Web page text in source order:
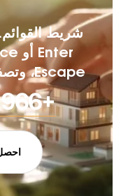
شريط
Escape، وتصفح باستخدام مفاتيح الأسهم.
+966 55 209 2525